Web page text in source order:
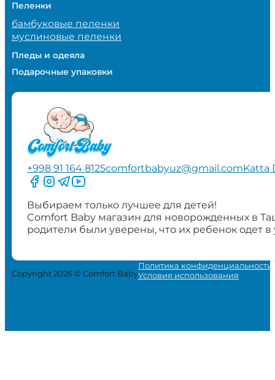
Пеленки
бамбуковые пеленки
муслиновые пеленки
Пледы и одеяла
Подарочные упаковки
+998 91 164 8125comfortbabyuz@gmail.comKatta
Следите за нами на Facebook
Следите за нами в Instagram
Следите за нами в Telegram
Следите за нами в YouTube
Выбираем только лучшее для детей!
Comfort Baby магазин для новорожденных в
родители были уверены, что их ребенок одет
Copyright 2026 © Comfort Baby
Политика конфиденциальности
Условия использования